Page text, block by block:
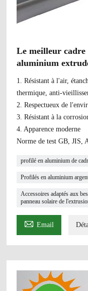
Le meilleur cadre
aluminium
1. Résistant à l'air,
thermique, anti-
2. Respectueux de
3. Résistant à la
4. Apparence moderne
Norme de test GB,
profilé en aluminium de
Profilés en aluminium
Accessoires adaptés aux
panneau solaire de
 Email